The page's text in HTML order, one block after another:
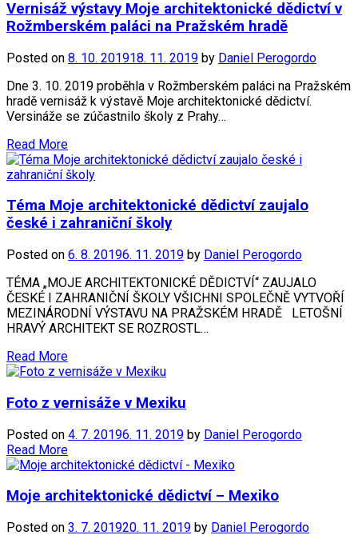
Vernisáž výstavy Moje architektonické dědictví v
Rožmberském paláci na Pražském hradě
Posted on 8. 10. 201918. 11. 2019 by Daniel Perogordo
Dne 3. 10. 2019 proběhla v Rožmberském paláci na Pražském
hradě vernisáž k výstavě Moje architektonické dědictví.
Versináže se zúčastnilo školy z Prahy…
Read More
Téma Moje architektonické dědictví zaujalo
české i zahraniční školy
Posted on 6. 8. 20196. 11. 2019 by Daniel Perogordo
TÉMA „MOJE ARCHITEKTONICKÉ DĚDICTVÍ“ ZAUJALO
ČESKÉ I ZAHRANIČNÍ ŠKOLY VŠICHNI SPOLEČNĚ VYTVOŘÍ
MEZINÁRODNÍ VÝSTAVU NA PRAŽSKÉM HRADĚ LETOŠNÍ
HRAVÝ ARCHITEKT SE ROZROSTL…
Read More
Foto z vernisáže v Mexiku
Posted on 4. 7. 20196. 11. 2019 by Daniel Perogordo
Read More
Moje architektonické dědictví – Mexiko
Posted on 3. 7. 201920. 11. 2019 by Daniel Perogordo